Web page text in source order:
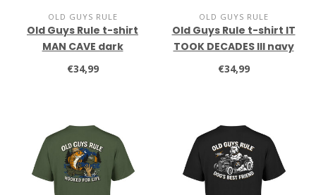
OLD GUYS RULE
Old Guys Rule t-shirt
MAN CAVE dark
chocolate
€34,99
OLD GUYS RULE
Old Guys Rule t-shirt IT
TOOK DECADES III navy
€34,99